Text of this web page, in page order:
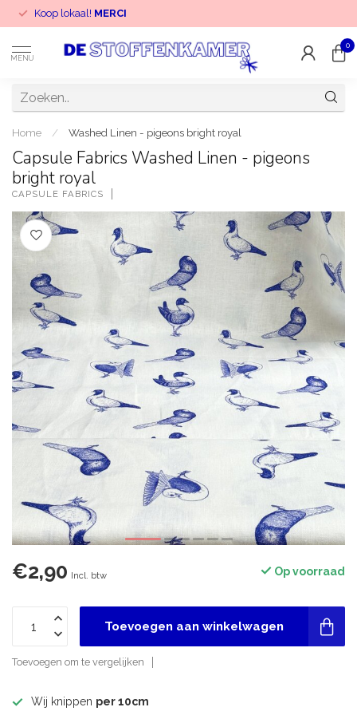
Koop lokaal! MERCI
MENU
0
Home / Washed Linen - pigeons bright royal
Capsule Fabrics Washed Linen - pigeons
bright royal
CAPSULE FABRICS
€2,90 Incl. btw Op voorraad
Toevoegen aan winkelwagen
Toevoegen om te vergelijken
Wij knippen per 10cm